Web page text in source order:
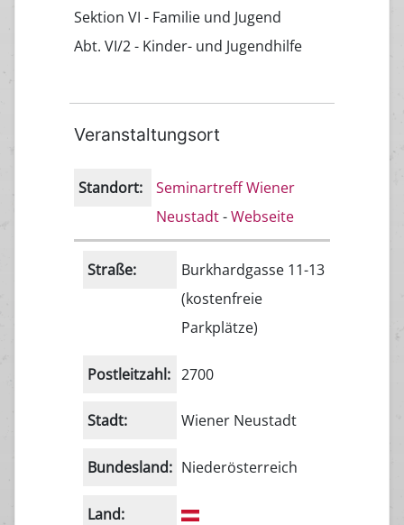
Sektion VI - Familie und Jugend
Abt. VI/2 - Kinder- und Jugendhilfe
Veranstaltungsort
Standort:
Seminartreff Wiener
Neustadt-Webseite
Straße:
Burkhardgasse 11-13
(kostenfreie
Parkplätze)
Postleitzahl: 2700
Stadt: Wiener Neustadt
Bundesland: Niederösterreich
Land: